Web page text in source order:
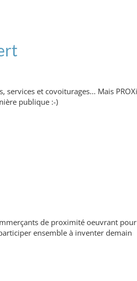
et covoiturages... Mais
publique :-)
de proximité oeuvrant
ensemble à inventer demain